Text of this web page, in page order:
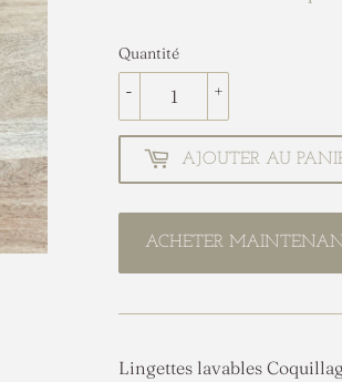
Quantité
+
-
AJOUTER AU
ACHETER
Lingettes lavables